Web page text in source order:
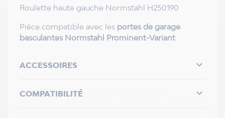
Roulette haute gauche Normstahl H250190
Pièce compatible avec les portes de garage
basculantes Normstahl Prominent-Variant
ACCESSOIRES 
COMPATIBILITÉ 